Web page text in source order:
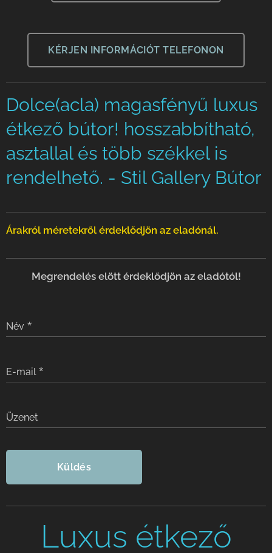
KÉRJEN INFORMÁCIÓT TELEFONON
Dolce(acla) magasfényű luxus
étkező bútor! hosszabbítható,
asztallal és több székkel is
rendelhető. - Stil Gallery Bútor
Árakról méretekről érdeklődjön az eladónál.
Megrendelés elött érdeklődjön az eladótól!
Név
E-mail
Üzenet
Küldés
Luxus étkező